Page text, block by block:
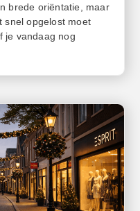
brede oriëntatie, maar
snel opgelost moet
je vandaag nog